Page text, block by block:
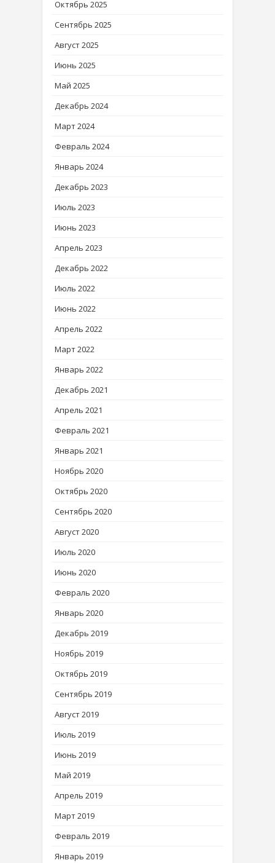
Октябрь 2025
Сентябрь 2025
Август 2025
Июнь 2025
Май 2025
Декабрь 2024
Март 2024
Февраль 2024
Январь 2024
Декабрь 2023
Июль 2023
Июнь 2023
Апрель 2023
Декабрь 2022
Июль 2022
Июнь 2022
Апрель 2022
Март 2022
Январь 2022
Декабрь 2021
Апрель 2021
Февраль 2021
Январь 2021
Ноябрь 2020
Октябрь 2020
Сентябрь 2020
Август 2020
Июль 2020
Июнь 2020
Февраль 2020
Январь 2020
Декабрь 2019
Ноябрь 2019
Октябрь 2019
Сентябрь 2019
Август 2019
Июль 2019
Июнь 2019
Май 2019
Апрель 2019
Март 2019
Февраль 2019
Январь 2019